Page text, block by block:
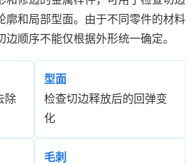
廓和局部型面。由于不同零件的材料
顺序不能仅根据外形统一确定。
除
型面
检查切边释放后的回弹变
化
毛刺